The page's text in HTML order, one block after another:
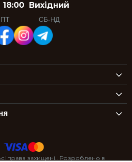
18:00
Вихідний
СБ-НД
права захищені.. Розроблено в